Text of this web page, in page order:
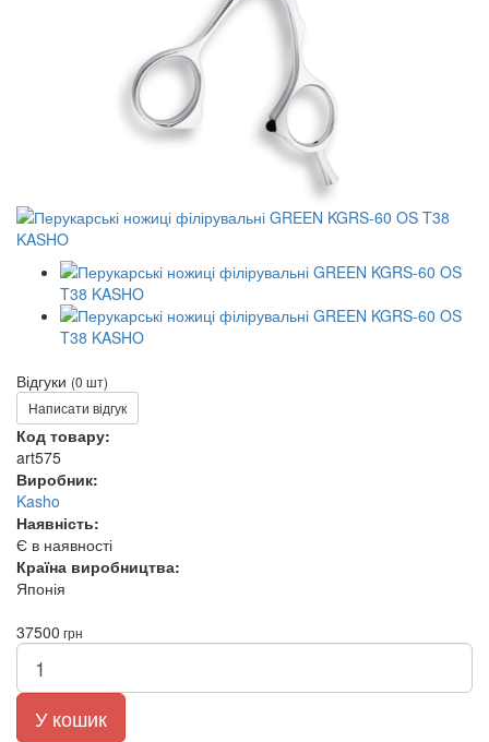
Відгуки (0 шт)
Написати відгук
Код товару:
art575
Виробник:
Kasho
Наявність:
Є в наявності
Країна виробництва:
Японія
37500 грн
У кошик